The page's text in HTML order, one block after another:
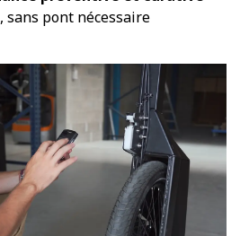
, sans pont nécessaire